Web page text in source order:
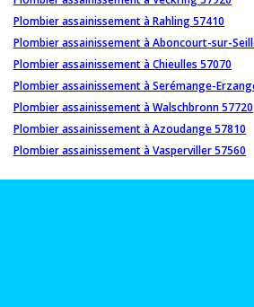
Plombier assainissement à Rahling 57410
Plombier assainissement à Aboncourt-sur-
Plombier assainissement à Chieulles 57070
Plombier assainissement à Serémange-
Plombier assainissement à Walschbronn 57720
Plombier assainissement à Azoudange 57810
Plombier assainissement à Vasperviller 57560